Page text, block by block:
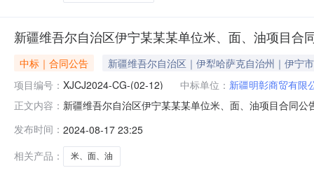
新疆维吾尔自治区伊宁某某某单位米、面、油项目合
中标｜合同公告
新疆维吾尔自治区｜伊犁哈萨克自治州｜伊宁市
项目编号： XJCJ2024-CG-(02-12) 中标单位： 新疆明彰商贸有限
正文内容： 新疆维吾尔自治区伊宁某某某单位米、面、油项目合同
市康复路788号联系方式：18709962925供应商（乙方
发布时间： 2024-08-17 23:25
相关产品：
米、面、油